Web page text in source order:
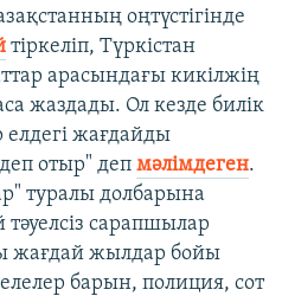
оңтүстігінде
тіркеліп, Түркістан
арасындағы кикілжің
жаздады. Ол кезде билік
елдегі жағдайды
отыр" деп мәлімдеген.
туралы долбарына
сарапшылар
жағдай жылдар бойы
барын, полиция, сот